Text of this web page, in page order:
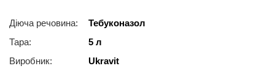
Діюча речовина:
Тебуконазол
Тара:
5 л
Виробник:
Ukravit